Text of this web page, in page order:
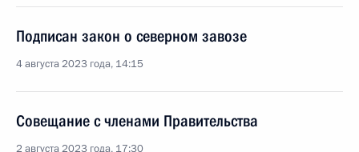
Подписан закон о северном завозе
4 августа 2023 года, 14:15
Совещание с членами Правительства
2 августа 2023 года, 17:30